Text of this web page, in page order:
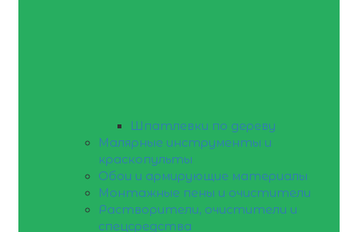
Шпатлевки по дереву
Малярные инструменты и
краскопульты
Обои и армирующие материалы
Монтажные пены и очистители
Растворители, очистители и
спецсредства